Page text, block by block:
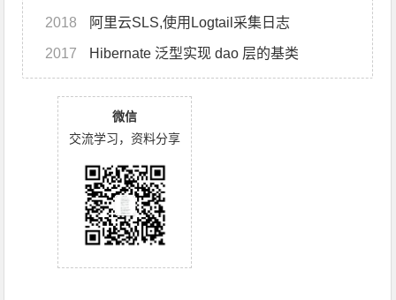
2018 阿里云SLS,使用Logtail采集日志
2017 Hibernate 泛型实现 dao 层的基类
微信
交流学习，资料分享